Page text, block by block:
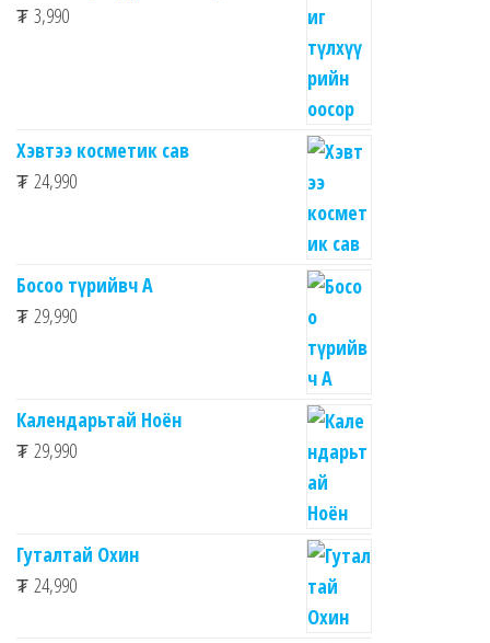
₮ 3,990
Хэвтээ косметик сав
₮ 24,990
Босоо түрийвч A
₮ 29,990
Календарьтай Ноён
₮ 29,990
Гуталтай Охин
₮ 24,990